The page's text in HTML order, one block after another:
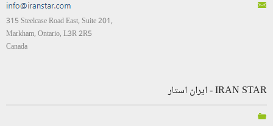
315 Steelcase Road East, Suite 201,
Markham, Ontario, L3R 2R5
Canada
IRAN STAR - ایران استار